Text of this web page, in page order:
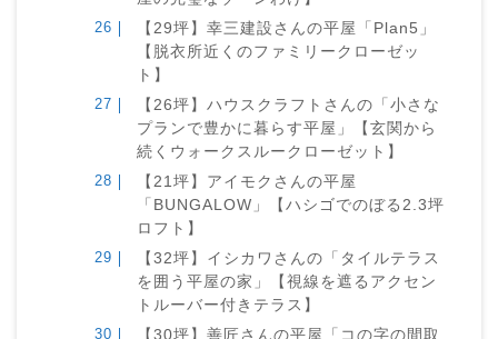
【29坪】幸三建設さんの平屋「Plan5」
【脱衣所近くのファミリークローゼッ
ト】
【26坪】ハウスクラフトさんの「小さな
プランで豊かに暮らす平屋」【玄関から
続くウォークスルークローゼット】
【21坪】アイモクさんの平屋
「BUNGALOW」【ハシゴでのぼる2.3坪
ロフト】
【32坪】イシカワさんの「タイルテラス
を囲う平屋の家」【視線を遮るアクセン
トルーバー付きテラス】
【30坪】善匠さんの平屋「コの字の間取